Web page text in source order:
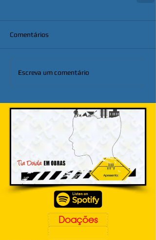
Comentários
Escreva um comentário
Doações